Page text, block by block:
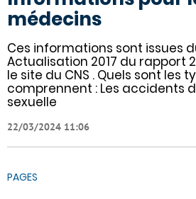
médecins
Ces informations sont issues
Actualisation 2017 du rapport
le site du CNS . Quels sont les
comprennent : Les accidents
sexuelle
22/03/2024 11:06
PAGES